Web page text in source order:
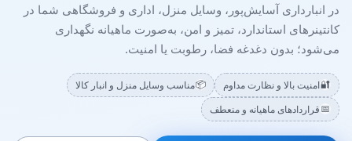
در انبارداری آسایش‌پور، وسایل منزل، اداری و فروشگاهی شما در
کانتینرهای استاندارد، تمیز و امن، به‌صورت ماهیانه نگهداری
می‌شود؛ بدون دغدغه فضا، رطوبت یا امنیت.
🔐امنیت بالا و نظارت مداوم 📦مناسب وسایل منزل و انبار کالا
📅قراردادهای ماهیانه و منعطف